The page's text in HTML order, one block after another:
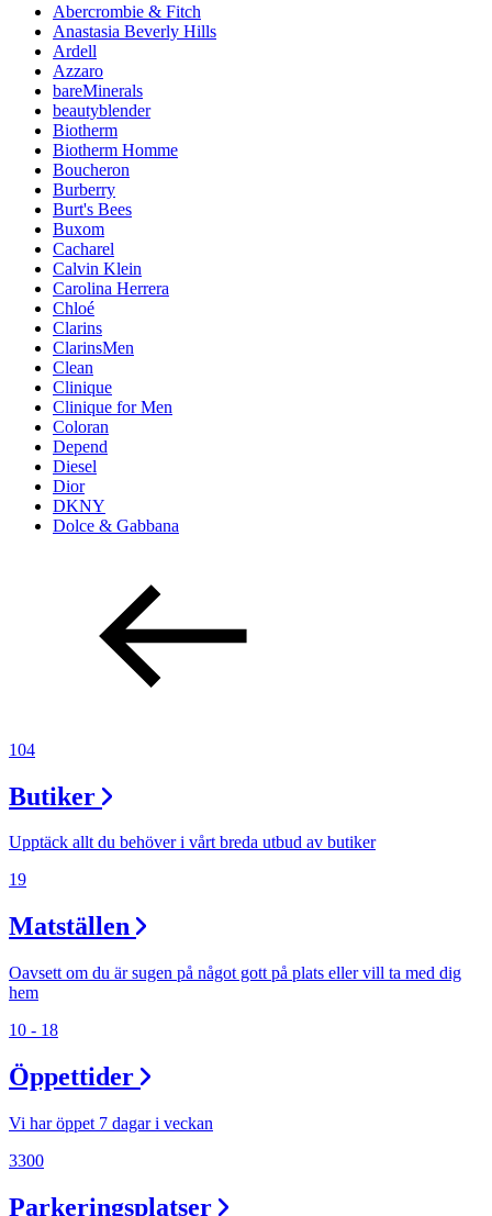
Abercrombie & Fitch
Anastasia Beverly Hills
Ardell
Azzaro
bareMinerals
beautyblender
Biotherm
Biotherm Homme
Boucheron
Burberry
Burt's Bees
Buxom
Cacharel
Calvin Klein
Carolina Herrera
Chloé
Clarins
ClarinsMen
Clean
Clinique
Clinique for Men
Coloran
Depend
Diesel
Dior
DKNY
Dolce & Gabbana
104
Butiker
Upptäck allt du behöver i vårt breda utbud av butiker
19
Matställen
Oavsett om du är sugen på något gott på plats eller vill ta med dig
hem
10 - 18
Öppettider
Vi har öppet 7 dagar i veckan
3300
Parkeringsplatser